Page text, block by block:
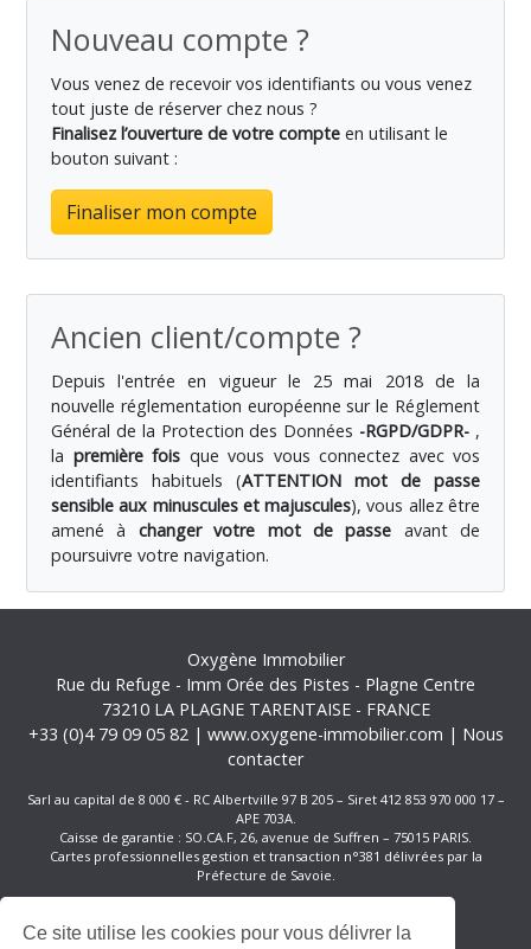
Ce site utilise les cookies pour vous délivrer la
Nouveau compte ?
Vous venez de recevoir vos identifiants ou vous venez
tout juste de réserver chez nous ?
Finalisez l’ouverture de votre compte en utilisant le
bouton suivant :
Finaliser mon compte
Ancien client/compte ?
Depuis l'entrée en vigueur le 25 mai 2018 de la
nouvelle réglementation européenne sur le Réglement
Général de la Protection des Données -RGPD/GDPR- ,
la première fois que vous vous connectez avec vos
identifiants habituels (ATTENTION mot de passe
sensible aux minuscules et majuscules), vous allez être
amené à changer votre mot de passe avant de
poursuivre votre navigation.
Oxygène Immobilier
Rue du Refuge - Imm Orée des Pistes - Plagne Centre
73210 LA PLAGNE TARENTAISE- FRANCE
+33 (0)4 79 09 05 82| www.oxygene-immobilier.com | Nous
contacter
Sarl au capital de 8 000 € - RC Albertville 97 B 205 – Siret 412 853 970 000 17 –
APE 703A.
Caisse de garantie : SO.CA.F, 26, avenue de Suffren – 75015 PARIS.
Cartes professionnelles gestion et transaction n°381 délivrées par la
Préfecture de Savoie.
Offres Spéciales